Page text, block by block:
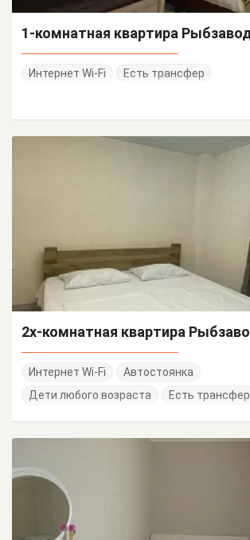
Интернет Wi-Fi Есть трансфер
Интернет Wi-Fi
Автостоянка
Дети любого возраста
Есть трансфер